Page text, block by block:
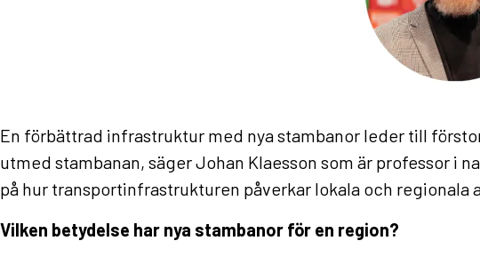
En förbättrad infrastruktur med nya stambanor leder till
utmed stambanan, säger Johan Klaesson som är professor i
på hur transportinfrastrukturen påverkar lokala och regionala
Vilken betydelse har nya stambanor för en region?